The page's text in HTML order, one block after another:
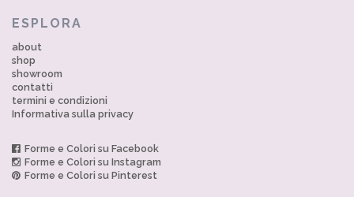
ESPLORA
about
shop
showroom
contatti
termini e condizioni
Informativa sulla privacy
Forme e Colori su Facebook
Forme e Colori su Instagram
Forme e Colori su Pinterest